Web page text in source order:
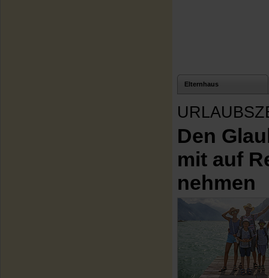
Elternhaus
Den
mit auf
nehmen